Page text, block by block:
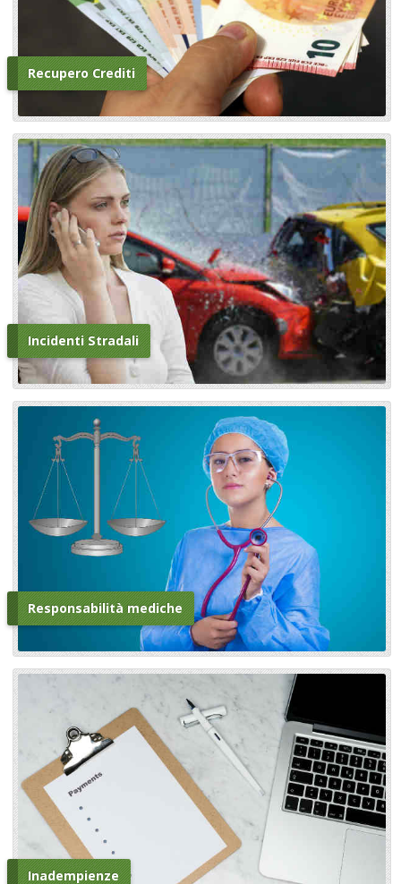
Recupero Crediti
Incidenti Stradali
Responsabilità mediche
Inadempienze